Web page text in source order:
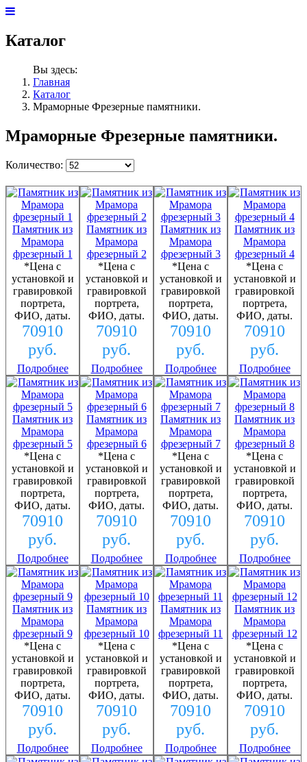
Каталог
Вы здесь:
Главная
Каталог
Мраморные Фрезерные памятники.
Мраморные Фрезерные памятники.
Количество:
Памятник из
Мрамора
фрезерный 1
*Цена с
установкой и
гравировкой
портрета,
ФИО, даты.
70910
руб.
Подробнее
Памятник из
Мрамора
фрезерный 2
*Цена с
установкой и
гравировкой
портрета,
ФИО, даты.
70910
руб.
Подробнее
Памятник из
Мрамора
фрезерный 3
*Цена с
установкой и
гравировкой
портрета,
ФИО, даты.
70910
руб.
Подробнее
Памятник из
Мрамора
фрезерный 4
*Цена с
установкой и
гравировкой
портрета,
ФИО, даты.
70910
руб.
Подробнее
Памятник из
Мрамора
фрезерный 5
*Цена с
установкой и
гравировкой
портрета,
ФИО, даты.
70910
руб.
Подробнее
Памятник из
Мрамора
фрезерный 6
*Цена с
установкой и
гравировкой
портрета,
ФИО, даты.
70910
руб.
Подробнее
Памятник из
Мрамора
фрезерный 7
*Цена с
установкой и
гравировкой
портрета,
ФИО, даты.
70910
руб.
Подробнее
Памятник из
Мрамора
фрезерный 8
*Цена с
установкой и
гравировкой
портрета,
ФИО, даты.
70910
руб.
Подробнее
Памятник из
Мрамора
фрезерный 9
*Цена с
установкой и
гравировкой
портрета,
ФИО, даты.
70910
руб.
Подробнее
Памятник из
Мрамора
фрезерный 10
*Цена с
установкой и
гравировкой
портрета,
ФИО, даты.
70910
руб.
Подробнее
Памятник из
Мрамора
фрезерный 11
*Цена с
установкой и
гравировкой
портрета,
ФИО, даты.
70910
руб.
Подробнее
Памятник из
Мрамора
фрезерный 12
*Цена с
установкой и
гравировкой
портрета,
ФИО, даты.
70910
руб.
Подробнее